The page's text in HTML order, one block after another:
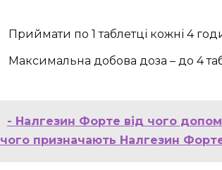
Приймати по 1 таблетці кожні 4
Максимальна добова доза – до 4
- Налгезин Форте від чого
чого призначають Налгезин